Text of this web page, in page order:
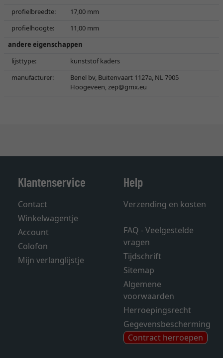
profielbreedte:
17,00 mm
profielhoogte:
11,00 mm
andere eigenschappen
lijsttype:
kunststof kaders
manufacturer:
Benel bv, Buitenvaart 1127a, NL 7905
Hoogeveen,zep@gmx.eu
Klantenservice
Contact
Winkelwagentje
Account
Colofon
Mijn verlanglijstje
Help
Verzending en kosten
FAQ - Veelgestelde
vragen
Tijdschrift
Sitemap
Algemene
voorwaarden
Herroepingsrecht
Gegevensbescherming
Contract herroepen